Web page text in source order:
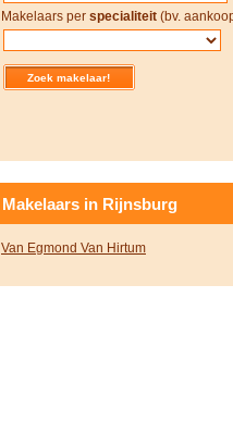
Makelaars per specialiteit (bv.
Makelaars in Rijnsburg
Van Egmond Van Hirtum